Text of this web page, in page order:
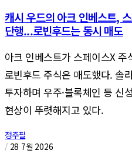
캐시 우드의 아크 인베스트,
단행...로빈후드는 동시 매도
아크 인베스트가 스페이스X
로빈후드 주식은 매도했다. 솔
투자하며 우주·블록체인 등 신
현상이 뚜렷해지고 있다.
정주필
/ 28 7월 2026